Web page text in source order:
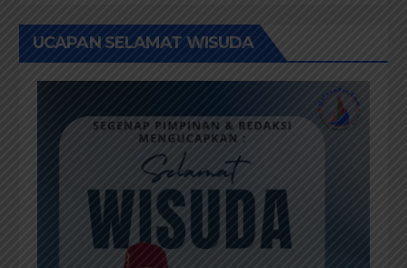
UCAPAN SELAMAT WISUDA